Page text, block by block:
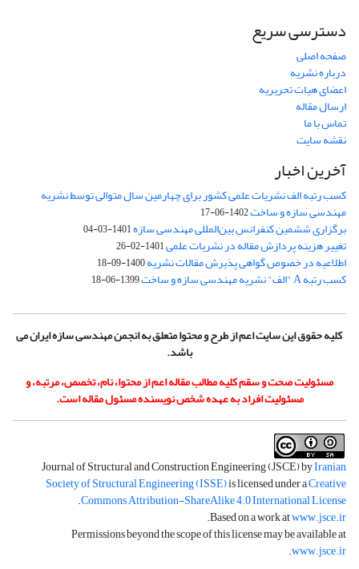
دسترسی سریع
صفحه اصلی
درباره نشریه
اعضای هیات تحریریه
ارسال مقاله
تماس با ما
نقشه سایت
آخرین اخبار
کسب رتبه الف نشریات علمی کشور برای چهارمین سال متوالی توسط نشریه
مهندسی سازه و ساخت1402-06-17
برگزاری ششمین کنفرانس بین‌المللی مهندسی سازه1401-03-04
تغییر هزینه پردازش مقاله در نشریات علمی1401-02-26
اطلاعیه در خصوص گواهی پذیرش مقالات نشریه1400-09-18
کسب رتبه A "الف" نشریه مهندسی سازه و ساخت 1399-06-18
کلیه حقوق این سایت اعم از طرح و محتوا متعلق به انجمن مهندسی سازه ایران می
باشد.
مسئولیت صحت و سقم کلیه مطالب مقاله اعم از محتوا، نام، تخصص، مرتبه، و
مسئولیت افراد به عهده شخص نویسنده مسئول مقاله است.
Journal of Structural and Construction Engineering (JSCE) byIranian
Society of Structural Engineering (ISSE)is licensed under aCreative
Commons Attribution-ShareAlike 4.0 International License
.
Based on a work atwww.jsce.ir
.
Permissions beyond the scope of this license may be available at
www.jsce.ir
.